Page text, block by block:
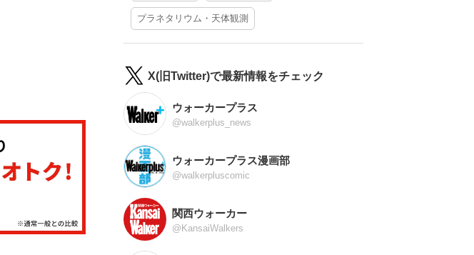
プラネタリウム・天体観測
X(旧Twitter)で最新情報をチェック
ウォーカープラス
@walkerplus_news
ウォーカープラス漫画部
@walkerpluscomic
関西ウォーカー
@KansaiWalkers